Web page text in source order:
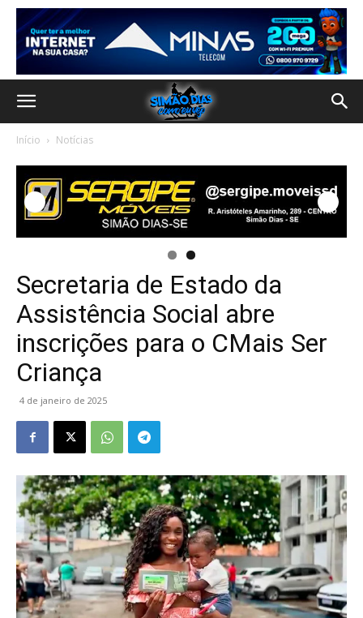
Início Notícias
Secretaria de Estado da
Assistência Social abre
inscrições para o CMais Ser
Criança
4 de janeiro de 2025